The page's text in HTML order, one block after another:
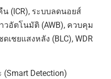
(ICR), ระบบลดนอยส์
อัตโนมัติ (AWB), ควบคุม
เชยแสงหลัง (BLC), WDR
Detection)